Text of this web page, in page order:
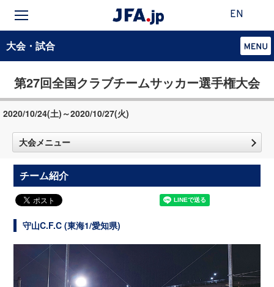
EN
大会・試合
第27回全国クラブチームサッカー選手権大会
2020/10/24(土)～2020/10/27(火)
大会メニュー
チーム紹介
守山C.F.C (東海1/愛知県)